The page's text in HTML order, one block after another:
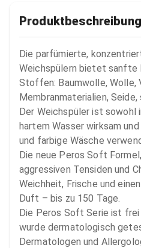
Produktbeschreibung
Die parfümierte,
Weichspülern bietet
Stoffen: Baumwolle, Wolle,
Membranmaterialien,
Der Weichspüler ist sowohl
hartem Wasser wirksam
und farbige Wäsche
Die neue Peros Soft
aggressiven Tensiden und
Weichheit, Frische und
Duft – bis zu 150 Tage.
Die Peros Soft Serie ist frei
wurde dermatologisch
Dermatologen und